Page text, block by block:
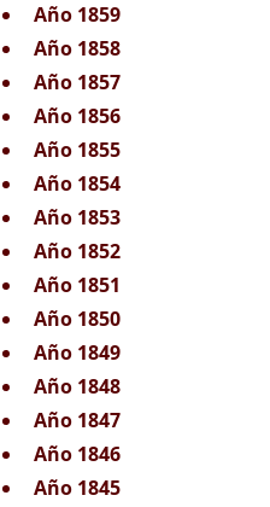
Año 1859
Año 1858
Año 1857
Año 1856
Año 1855
Año 1854
Año 1853
Año 1852
Año 1851
Año 1850
Año 1849
Año 1848
Año 1847
Año 1846
Año 1845